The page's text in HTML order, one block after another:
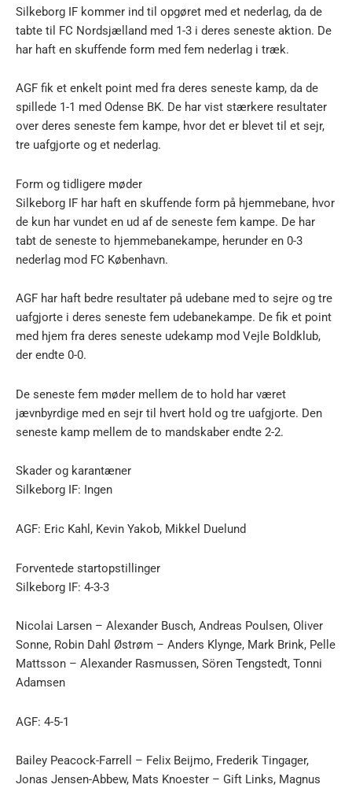
Silkeborg IF kommer ind til opgøret med et nederlag, da de
tabte til FC Nordsjælland med 1-3 i deres seneste aktion. De
har haft en skuffende form med fem nederlag i træk.
AGF fik et enkelt point med fra deres seneste kamp, da de
spillede 1-1 med Odense BK. De har vist stærkere resultater
over deres seneste fem kampe, hvor det er blevet til et sejr,
tre uafgjorte og et nederlag.
Form og tidligere møder
Silkeborg IF har haft en skuffende form på hjemmebane, hvor
de kun har vundet en ud af de seneste fem kampe. De har
tabt de seneste to hjemmebanekampe, herunder en 0-3
nederlag mod FC København.
AGF har haft bedre resultater på udebane med to sejre og tre
uafgjorte i deres seneste fem udebanekampe. De fik et point
med hjem fra deres seneste udekamp mod Vejle Boldklub,
der endte 0-0.
De seneste fem møder mellem de to hold har været
jævnbyrdige med en sejr til hvert hold og tre uafgjorte. Den
seneste kamp mellem de to mandskaber endte 2-2.
Skader og karantæner
Silkeborg IF: Ingen
AGF: Eric Kahl, Kevin Yakob, Mikkel Duelund
Forventede startopstillinger
Silkeborg IF: 4-3-3
Nicolai Larsen – Alexander Busch, Andreas Poulsen, Oliver
Sonne, Robin Dahl Østrøm – Anders Klynge, Mark Brink, Pelle
Mattsson – Alexander Rasmussen, Sören Tengstedt, Tonni
Adamsen
AGF: 4-5-1
Bailey Peacock-Farrell – Felix Beijmo, Frederik Tingager,
Jonas Jensen-Abbew, Mats Knoester – Gift Links, Magnus